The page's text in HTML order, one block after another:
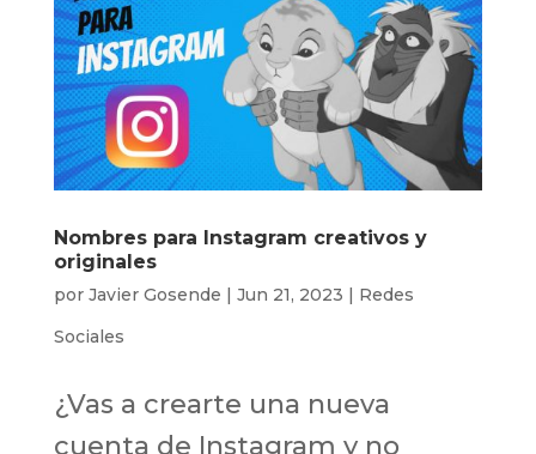
Nombres para Instagram creativos y
originales
por Javier Gosende | Jun 21, 2023 | Redes
Sociales
¿Vas a crearte una nueva
cuenta de Instagram y no